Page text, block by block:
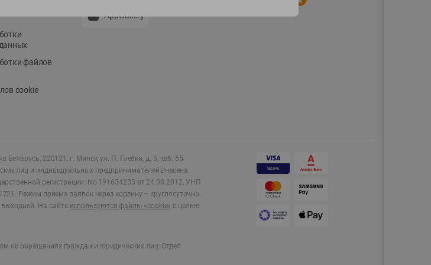
файлов
cookie
AppGallery
Беларусь, 220121, г. Минск, ул. П. Глебки, д. 5, каб. 55
лиц и индивидуальных предпринимателей внесена
регистрации: No 191634233 от 24.08.2012. УНП
Режим приема заявок через корзину – круглосуточно.
выходной. На сайте используются файлы «cookie» с целью
об обращениях граждан и юридических лиц: Отдел